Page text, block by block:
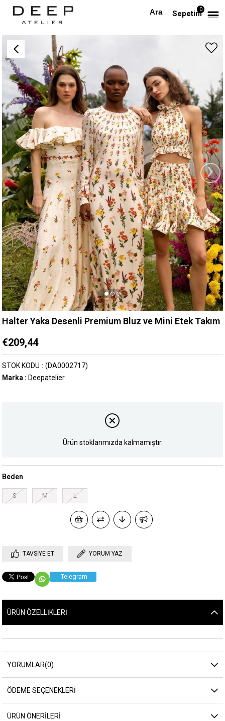
Sepetim0
Anasayfa PREMIUM Halter Yaka Desenli Premium Bluz ve Mini Etek Takım
›
Halter Yaka Desenli Premium Bluz ve Mini Etek Takım
€209,44
(DA0002717)
STOK KODU
Marka : Deepatelier
Ürün stoklarımızda kalmamıştır.
Beden
S M L
TAVSIYE ET YORUM YAZ
Telegram
ÜRÜN ÖZELLIKLERI
YORUMLAR(0)
ÖDEME SEÇENEKLERI
ÜRÜN ÖNERILERI